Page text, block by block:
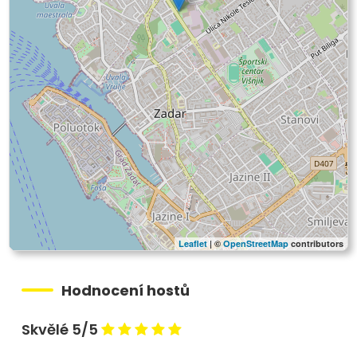
Leaflet | ©OpenStreetMap contributors
Hodnocení hostů
Skvělé 5/5